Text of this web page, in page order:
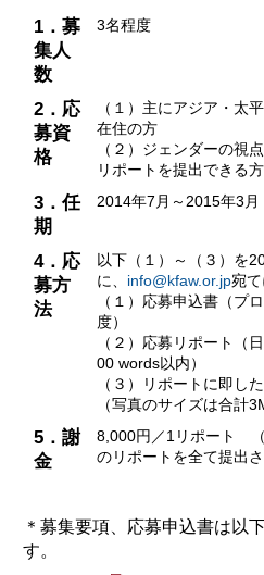
1．募
集人
数
3名程度
2．応
募資
格
（１）主にアジア・太
在住の方
（２）ジェンダーの視
リポートを提出できる方
3．任
期
2014年7月～2015年3月
4．応
募方
法
以下（１）～（３）を
に、 info@kfaw.or.jp宛
（１）応募申込書（プ
度）
（２）応募リポート（
00 words以内）
（３）リポートに即し
（写真のサイズは合計
5．謝
金
8,000円／1リポート
のリポートを全て提出さ
＊募集要項、応募申込書は以
す。